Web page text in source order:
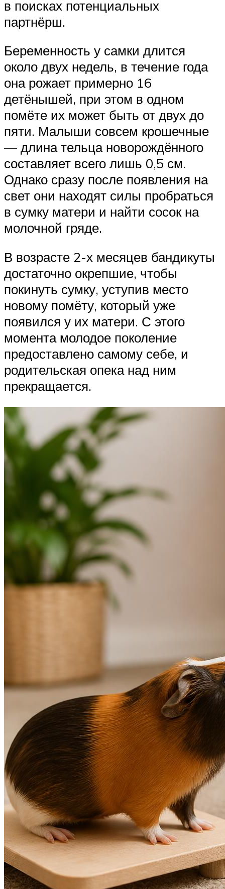
в поисках потенциальных
партнёрш.
Беременность у самки длится
около двух недель, в течение года
она рожает примерно 16
детёнышей, при этом в одном
помёте их может быть от двух до
пяти. Малыши совсем крошечные
— длина тельца новорождённого
составляет всего лишь 0,5 см.
Однако сразу после появления на
свет они находят силы пробраться
в сумку матери и найти сосок на
молочной гряде.
В возрасте 2-х месяцев бандикуты
достаточно окрепшие, чтобы
покинуть сумку, уступив место
новому помёту, который уже
появился у их матери. С этого
момента молодое поколение
предоставлено самому себе, и
родительская опека над ним
прекращается.